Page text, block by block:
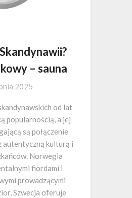
– sauna
2025
od lat
popularnością, a jej
są połączenie
autentyczną kulturą i
Norwegia
fiordami i
prowadzącymi
Szwecja oferuje